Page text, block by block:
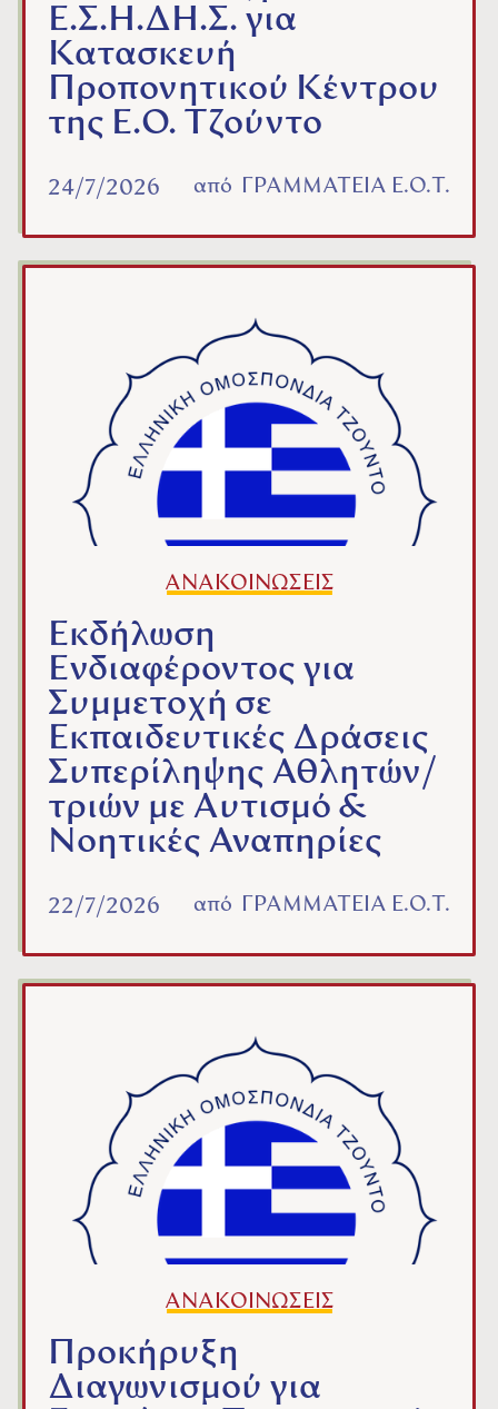
Ε.Σ.Η.ΔΗ.Σ. για
Κατασκευή
Προπονητικού Κέντρου
της Ε.Ο. Τζούντο
24/7/2026 από ΓΡΑΜΜΑΤΕΙΑ Ε.Ο.Τ.
ΑΝΑΚΟΙΝΩΣΕΙΣ
Εκδήλωση
Ενδιαφέροντος για
Συμμετοχή σε
Εκπαιδευτικές Δράσεις
Συπερίληψης Αθλητών/
τριών με Αυτισμό &
Νοητικές Αναπηρίες
22/7/2026 από ΓΡΑΜΜΑΤΕΙΑ Ε.Ο.Τ.
ΑΝΑΚΟΙΝΩΣΕΙΣ
Προκήρυξη
Διαγωνισμού για